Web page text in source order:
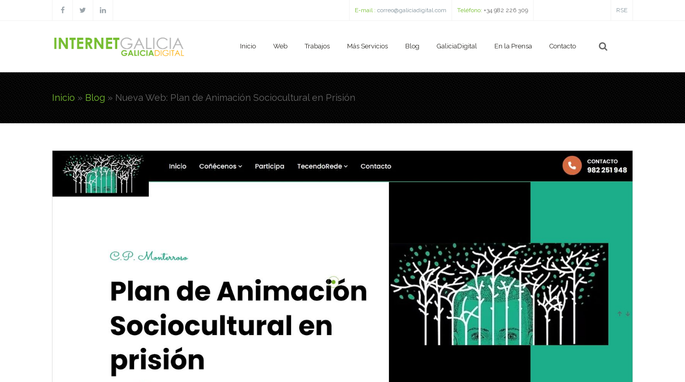
Pasar al contenido principal E-mail : correo@galiciadigital.com Teléfono: +34 982 226 309 RSE
Inicio Web Trabajos Más Servicios Blog GaliciaDigital En la Prensa Contacto
Usted está aquí
Inicio » Blog » Nueva Web: Plan de Animación Sociocultural en Prisión